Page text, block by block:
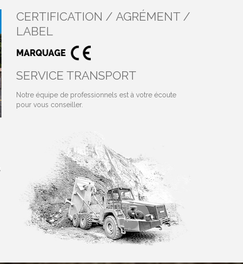
CERTIFICATION / AGRÉMENT /
LABEL
SERVICE TRANSPORT
Notre équipe de professionnels est à votre écoute
pour vous conseiller.